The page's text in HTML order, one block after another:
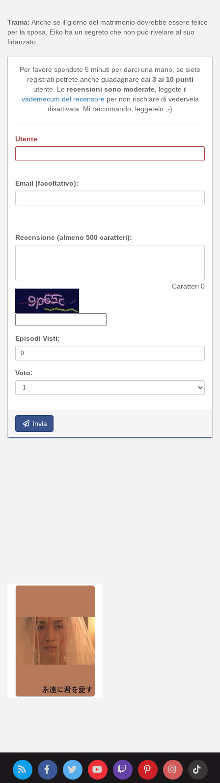
Trama: Anche se il giorno del matrimonio dovrebbe essere felice
per la sposa, Eiko ha un segreto che non può rivelare al suo
fidanzato.
Per favore spendete 5 minuti per darci una mano, se siete
registrati potrete anche guadagnare dai 3 ai 10 punti
utente. Le recensioni sono moderate, leggete il
vademecum del recensoreper non rischiare di vedervela
disattivata. Mi raccomando, leggetelo ;-)
Utente
Email (facoltativo):
Recensione (almeno 500 caratteri):
Caratteri 0
Episodi Visti:
Voto:
Invia